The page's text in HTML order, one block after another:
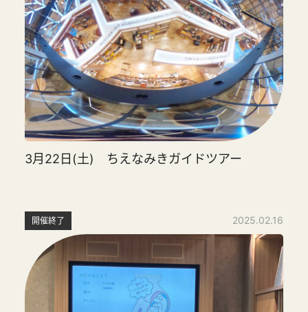
3月22日(土) ちえなみきガイドツアー
開催終了 2025.02.16